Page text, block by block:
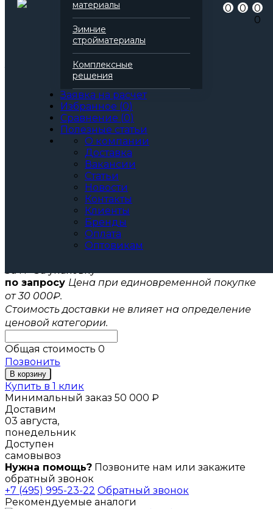
материалы
Зимние
стройматериалы
Комплексные
решения
Заявка на расчет
Избранное (0)
Сравнение (0)
Полезные статьи
О компании
Доставка
Вакансии
Статьи
Новости
Контакты
Клиенты
Бренды
Оплата
Оптовикам
0 0
0
0
Rockwool
Руф Баттс
Д Стандарт
Базальтовая вата
Все характеристики
За м
За упаковку
по запросу Цена при единовременной покупке
от 30 000₽.
Стоимость доставки не влияет на определение
ценовой категории.
Общая стоимость 0
Позвонить
В корзину
Купить в 1 клик
Минимальный заказ 50 000 ₽
Доставим
03 августа,
понедельник
Доступен
самовывоз
Нужна помощь? Позвоните нам или закажите
обратный звонок
+7 (495) 995-23-22 Обратный звонок
Рекомендуемые аналоги